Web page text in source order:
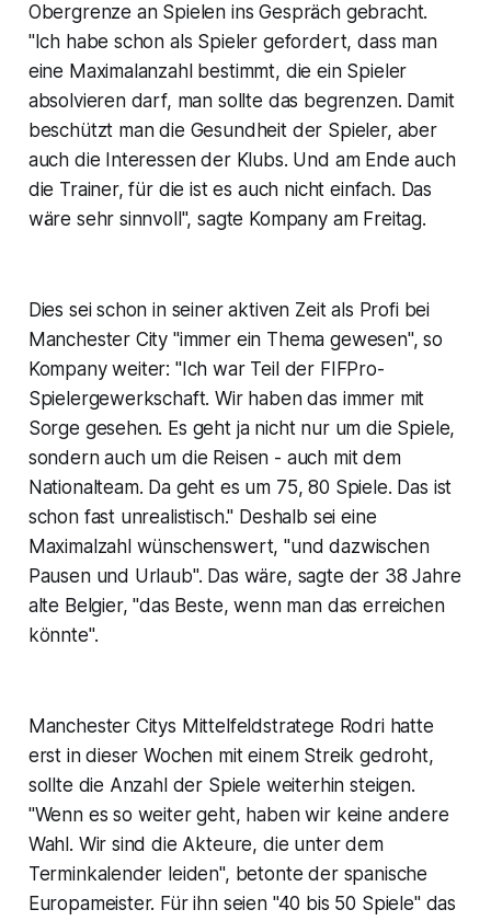
Obergrenze an Spielen ins Gespräch gebracht.
"Ich habe schon als Spieler gefordert, dass man
eine Maximalanzahl bestimmt, die ein Spieler
absolvieren darf, man sollte das begrenzen. Damit
beschützt man die Gesundheit der Spieler, aber
auch die Interessen der Klubs. Und am Ende auch
die Trainer, für die ist es auch nicht einfach. Das
wäre sehr sinnvoll", sagte Kompany am Freitag.
Dies sei schon in seiner aktiven Zeit als Profi bei
Manchester City "immer ein Thema gewesen", so
Kompany weiter: "Ich war Teil der FIFPro-
Spielergewerkschaft. Wir haben das immer mit
Sorge gesehen. Es geht ja nicht nur um die Spiele,
sondern auch um die Reisen - auch mit dem
Nationalteam. Da geht es um 75, 80 Spiele. Das ist
schon fast unrealistisch." Deshalb sei eine
Maximalzahl wünschenswert, "und dazwischen
Pausen und Urlaub". Das wäre, sagte der 38 Jahre
alte Belgier, "das Beste, wenn man das erreichen
könnte".
Manchester Citys Mittelfeldstratege Rodri hatte
erst in dieser Wochen mit einem Streik gedroht,
sollte die Anzahl der Spiele weiterhin steigen.
"Wenn es so weiter geht, haben wir keine andere
Wahl. Wir sind die Akteure, die unter dem
Terminkalender leiden", betonte der spanische
Europameister. Für ihn seien "40 bis 50 Spiele" das